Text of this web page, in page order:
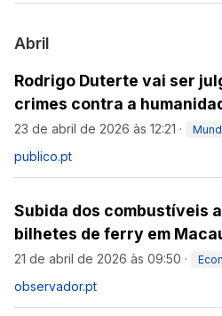
Abril
Rodrigo Duterte vai ser
crimes contra a
23 de abril de 2026 às 12:21 ·
publico.pt
Subida dos combustíveis
bilhetes de ferry em
21 de abril de 2026 às 09:50 ·
observador.pt